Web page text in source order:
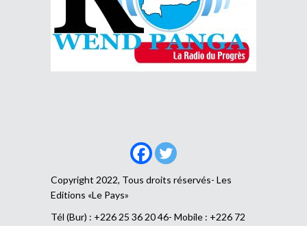
Copyright 2022, Tous droits réservés- Les
Editions «Le Pays»
Tél (Bur) : +226 25 36 20 46- Mobile : +226 72